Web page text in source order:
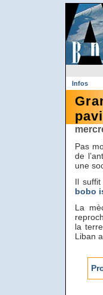
Infos
Pas
de
une
Il
bobo
La
la
Liban